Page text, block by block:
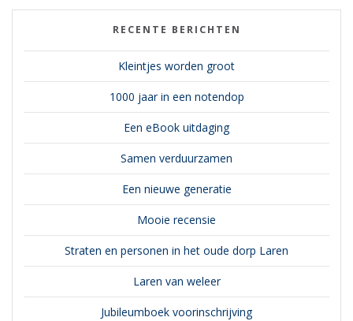
RECENTE BERICHTEN
Kleintjes worden groot
1000 jaar in een notendop
Een eBook uitdaging
Samen verduurzamen
Een nieuwe generatie
Mooie recensie
Straten en personen in het oude dorp Laren
Laren van weleer
Jubileumboek voorinschrijving